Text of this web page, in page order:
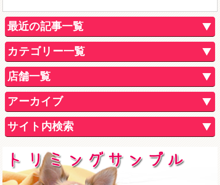
最近の記事一覧
カテゴリー一覧
店舗一覧
アーカイブ
サイト内検索